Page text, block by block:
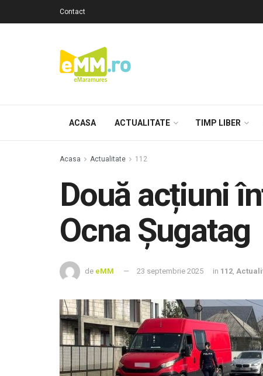
Contact
ACASA ACTUALITATE TIMP LIBER
Acasa Actualitate 112
Două acțiuni
Ocna Șugatag
de eMM 23 septembrie 2025 in 112,